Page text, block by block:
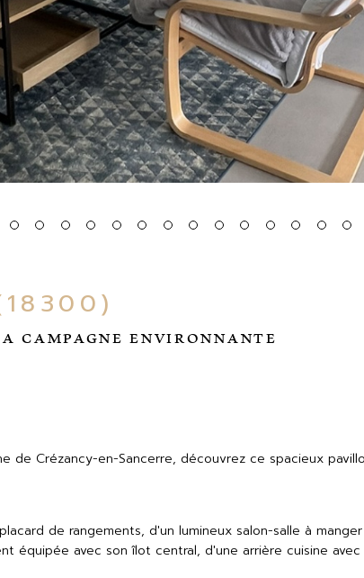
CAMPAGNE ENVIRONNANTE
de Crézancy-en-Sancerre, découvrez ce spacieux
de rangements, d'un lumineux salon-salle à
équipée avec son îlot central, d'une arrière cuisine